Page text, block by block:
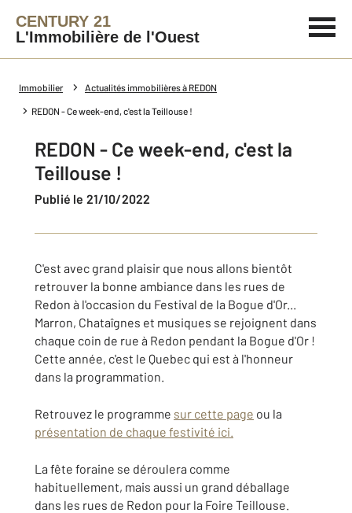
CENTURY 21
L'Immobilière de l'Ouest
Immobilier Actualités immobilières à REDON
REDON - Ce week-end, c'est la Teillouse !
REDON - Ce week-end, c'est la
Teillouse !
Publié le 21/10/2022
C'est avec grand plaisir que nous allons bientôt
retrouver la bonne ambiance dans les rues de
Redon à l'occasion du Festival de la Bogue d'Or...
Marron, Chataîgnes et musiques se rejoignent dans
chaque coin de rue à Redon pendant la Bogue d'Or !
Cette année, c'est le Quebec qui est à l'honneur
dans la programmation.
Retrouvez le programme sur cette page ou la
présentation de chaque festivité ici.
La fête foraine se déroulera comme
habituellement, mais aussi un grand déballage
dans les rues de Redon pour la Foire Teillouse.